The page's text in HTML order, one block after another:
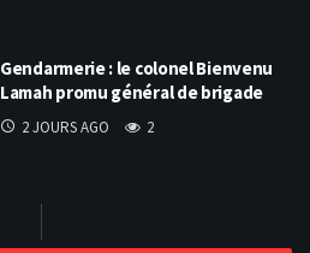
Gendarmerie : le colonel Bienvenu
Lamah promu général de brigade
2 JOURS AGO 2